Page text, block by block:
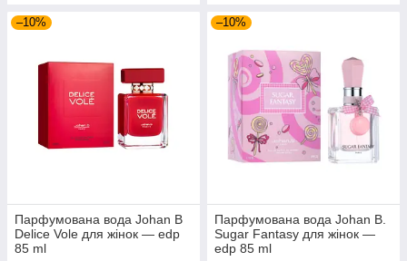
–10%
Парфумована вода Johan B
Delice Vole для жінок — edp
85 ml
–10%
Парфумована вода Johan B.
Sugar Fantasy для жінок —
edp 85 ml